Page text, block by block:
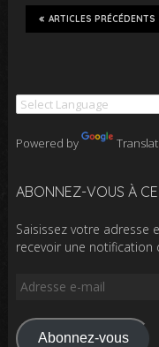
ARTICLES PRÉCÉDENTS
Powered by
ABONNEZ-VOUS À
Saisissez votre adresse
recevoir une notification
Adresse
mail
Abonnez-vous